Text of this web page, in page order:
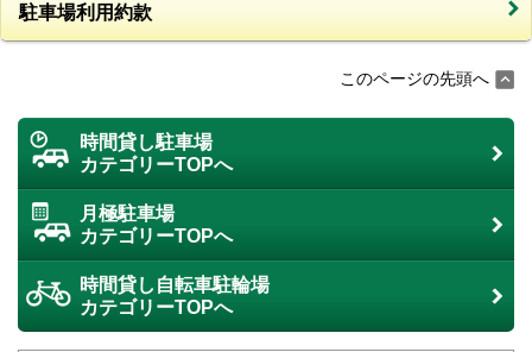
駐車場利用約款
このページの先頭へ
時間貸し駐車場
カテゴリーTOPへ
月極駐車場
カテゴリーTOPへ
時間貸し自転車駐輪場
カテゴリーTOPへ